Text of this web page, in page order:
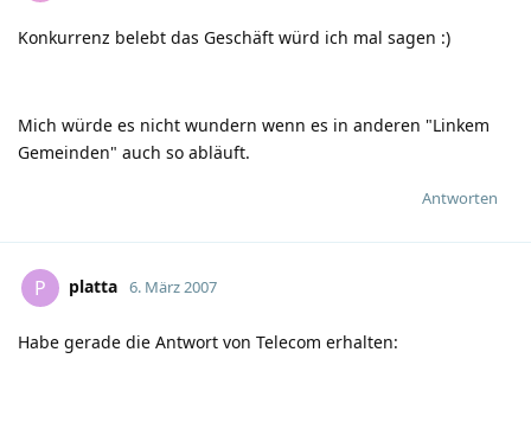
Konkurrenz belebt das Geschäft würd ich mal sagen :)
Mich würde es nicht wundern wenn es in anderen "Linkem
Gemeinden" auch so abläuft.
Antworten
P platta 6. März 2007
Habe gerade die Antwort von Telecom erhalten: